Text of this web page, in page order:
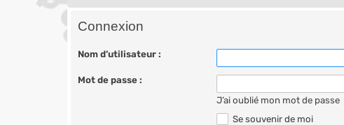
Connexion
Nom d’utilisateur :
Mot de passe :
J’ai oublié mon mot de passe
Se souvenir de moi